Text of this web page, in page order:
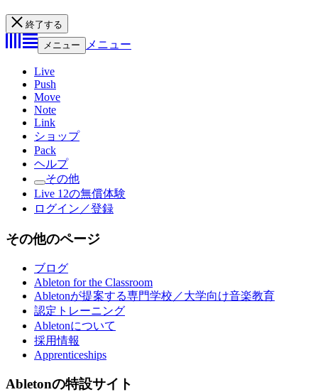
終了する
メニュー
メニュー
Live
Push
Move
Note
Link
ショップ
Pack
ヘルプ
その他
Live 12の無償体験
ログイン／登録
その他のページ
ブログ
Ableton for the Classroom
Abletonが提案する専門学校／大学向け音楽教育
認定トレーニング
Abletonについて
採用情報
Apprenticeships
Abletonの特設サイト